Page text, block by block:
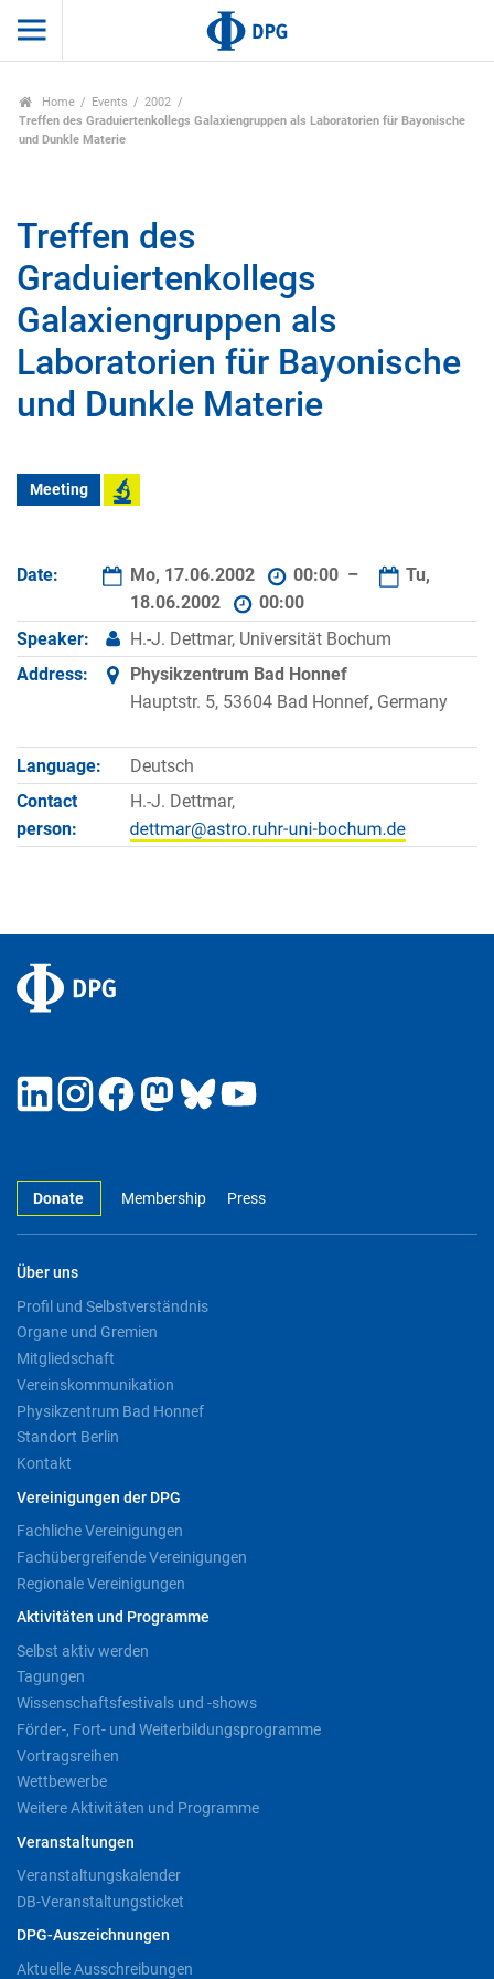
Home Events
2002
Treffen des Graduiertenkollegs Galaxiengruppen als Laboratorien für Bayonische
und Dunkle Materie
Treffen des
Graduiertenkollegs
Galaxiengruppen als
Laboratorien für Bayonische
und Dunkle Materie
Meeting
Date: Mo, 17.06.2002 00:00 –
Tu,
18.06.2002
00:00
Speaker:
H.-J. Dettmar, Universität Bochum
Address:
Physikzentrum Bad Honnef
Hauptstr. 5, 53604 Bad Honnef, Germany
Language:
Deutsch
Contact
person:
H.-J. Dettmar,
Donate Membership Press
Über uns
Profil und Selbstverständnis
Organe und Gremien
Mitgliedschaft
Vereinskommunikation
Physikzentrum Bad Honnef
Standort Berlin
Kontakt
Vereinigungen der DPG
Fachliche Vereinigungen
Fachübergreifende Vereinigungen
Regionale Vereinigungen
Aktivitäten und Programme
Selbst aktiv werden
Tagungen
Wissenschaftsfestivals und -shows
Förder-, Fort- und Weiterbildungsprogramme
Vortragsreihen
Wettbewerbe
Weitere Aktivitäten und Programme
Veranstaltungen
Veranstaltungskalender
DB-Veranstaltungsticket
DPG-Auszeichnungen
Aktuelle Ausschreibungen